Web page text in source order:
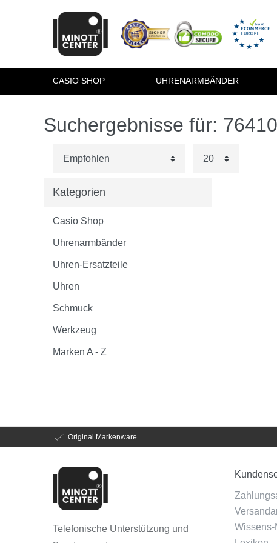
CASIO SHOP UHRENARMBÄNDER
Suchergebnisse für:
Kategorien
Casio Shop
Uhrenarmbänder
Uhren-Ersatzteile
Uhren
Schmuck
Werkzeug
Marken A - Z
Original Markenware
Telefonische Unterstützung und
Wissens-